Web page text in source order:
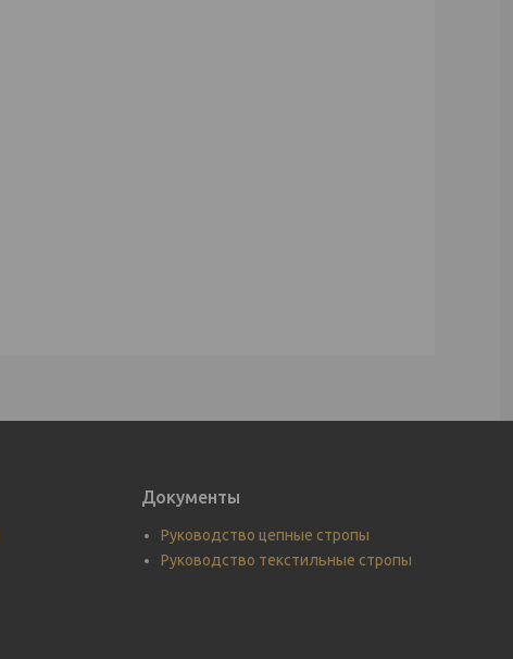
Документы
Руководство цепные стропы
Руководство текстильные стропы